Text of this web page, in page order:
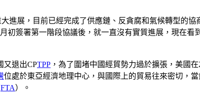
進展，目前已經完成了供應鏈、反貪腐和氣候轉型的
初簽署第一階段協議後，就一直沒有實質進展，現在
又退出CPTPP ，為了圍堵中國經貿勢力過於擴張，美國
位處於東亞經濟地理中心，與國際上的貿易往來密切，
FTA）。